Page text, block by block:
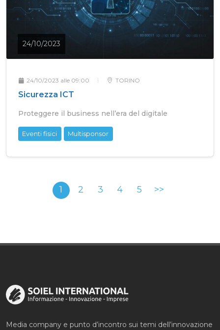
24/10/2023
24/10/2023 alle 09:00 TORINO
Sicurezza ICT
Proteggere il business nell’era del digitale
Eventi fisici Multisponsor
1 2 3 4 5 >>
Media company e punto d’incontro sui temi dell’innovazione